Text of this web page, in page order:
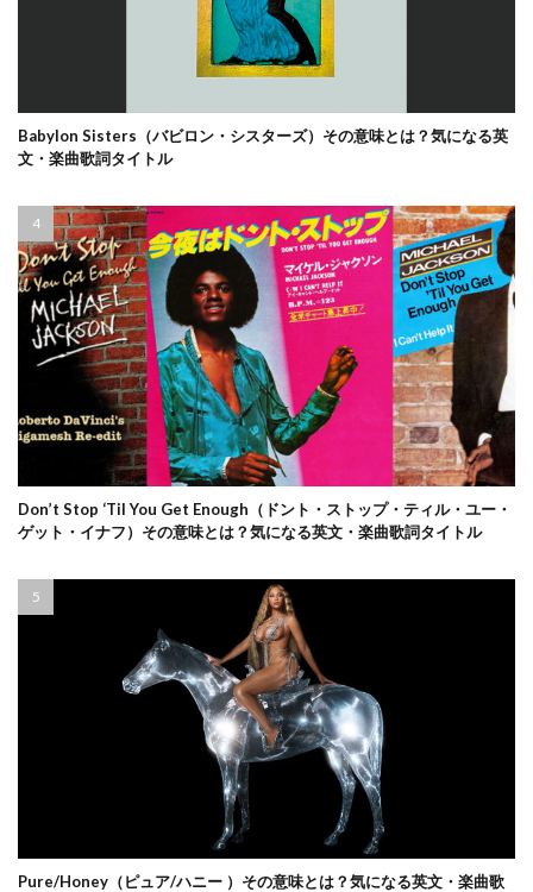
Babylon Sisters（バビロン・シスターズ）その意味とは？気になる英
文・楽曲歌詞タイトル
Don’t Stop ‘Til You Get Enough（ドント・ストップ・ティル・ユー・
ゲット・イナフ）その意味とは？気になる英文・楽曲歌詞タイトル
Pure/Honey（ピュア/ハニー ）その意味とは？気になる英文・楽曲歌